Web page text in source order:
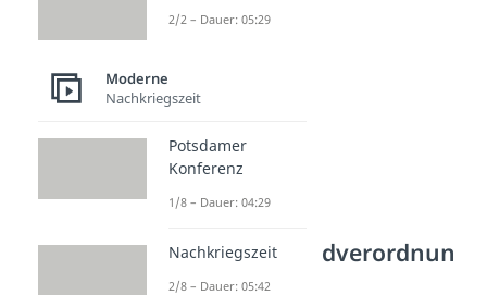
Reichstagsbrandverordnun
2/2 – Dauer: 05:29
Moderne
Nachkriegszeit
Potsdamer
Konferenz
1/8 – Dauer: 04:29
Nachkriegszeit
2/8 – Dauer: 05:42